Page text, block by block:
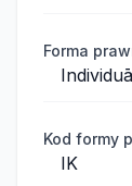
Forma
Kod formy
IK